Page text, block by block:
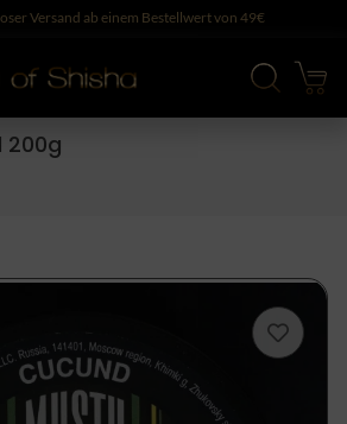
Versand ab einem Bestellwert von 49€
200g